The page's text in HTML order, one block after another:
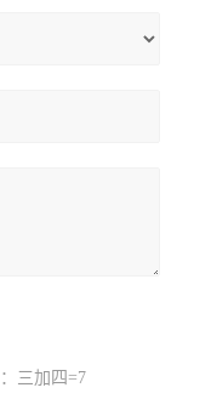
三加四=7